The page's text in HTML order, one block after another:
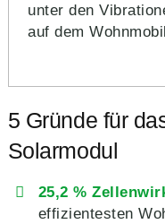
unter den
auf dem
5 Gründe für
Solarmodul
25,2 %
effizientesten